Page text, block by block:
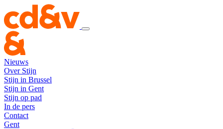
Nieuws
Over Stijn
Stijn in Brussel
Stijn in Gent
Stijn op pad
In de pers
Contact
Gent